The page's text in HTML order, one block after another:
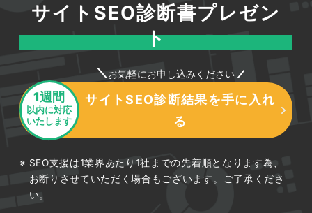
サイトSEO診断書プレゼン
ト
お気軽にお申し込みください
1週間
以内に対応
いたします
サイトSEO診断結果を手に入れ
る
SEO支援は1業界あたり1社までの先着順となります為、
お断りさせていただく場合もございます。ご了承くださ
い。